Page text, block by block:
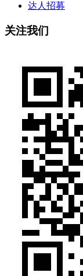
达人招募
关注我们